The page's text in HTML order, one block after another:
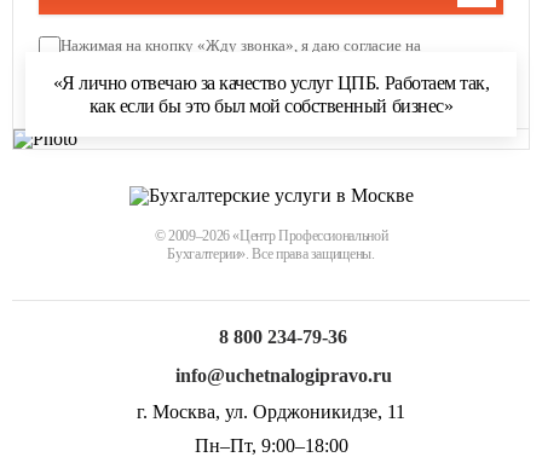
Нажимая на кнопку «Жду звонка», я даю согласие на
политикой обработки персональных данных
«Я лично отвечаю за качество услуг ЦПБ. Работаем так,
как если бы это был мой собственный бизнес»
© 2009–2026 «Центр Профессиональной
Бухгалтерии». Все права защищены.
8 800 234-79-36
info@uchetnalogipravo.ru
г. Москва, ул. Орджоникидзе, 11
Пн–Пт, 9:00–18:00